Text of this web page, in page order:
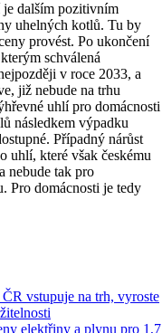
dalším pozitivním
uhelných kotlů. Tu by
provést. Po ukončení
schválená
v roce 2033, a
již nebude na trhu
uhlí pro domácnosti
následkem výpadku
Případný nárůst
uhlí, které však českému
nebude tak pro
Pro domácnosti je tedy
vstupuje na trh, vyroste
elektřiny a plynu pro 1,7